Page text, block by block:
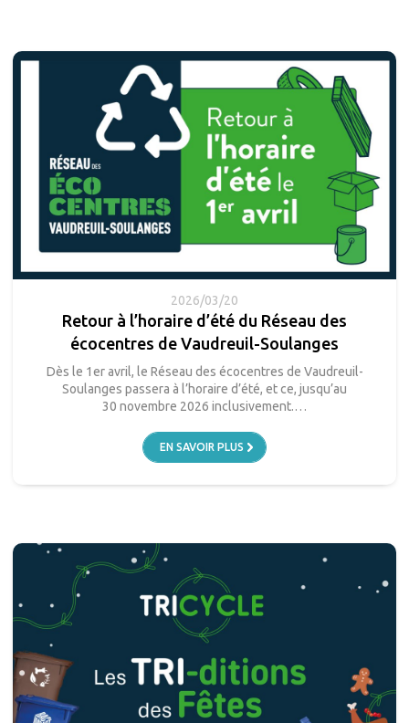
2026/03/20
Retour à l’horaire d’été du Réseau des
écocentres de Vaudreuil-Soulanges
Dès le 1er avril, le Réseau des écocentres de Vaudreuil-
Soulanges passera à l’horaire d’été, et ce, jusqu’au
30 novembre 2026 inclusivement.…
EN SAVOIR PLUS